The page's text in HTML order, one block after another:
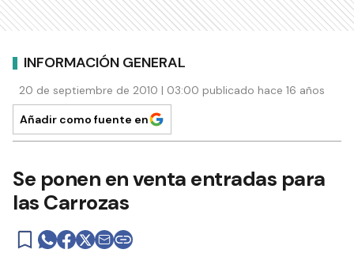
INFORMACIÓN GENERAL
20 de septiembre de 2010 | 03:00 publicado hace 16 años
Añadir como fuente en
Se ponen en venta entradas para
las Carrozas